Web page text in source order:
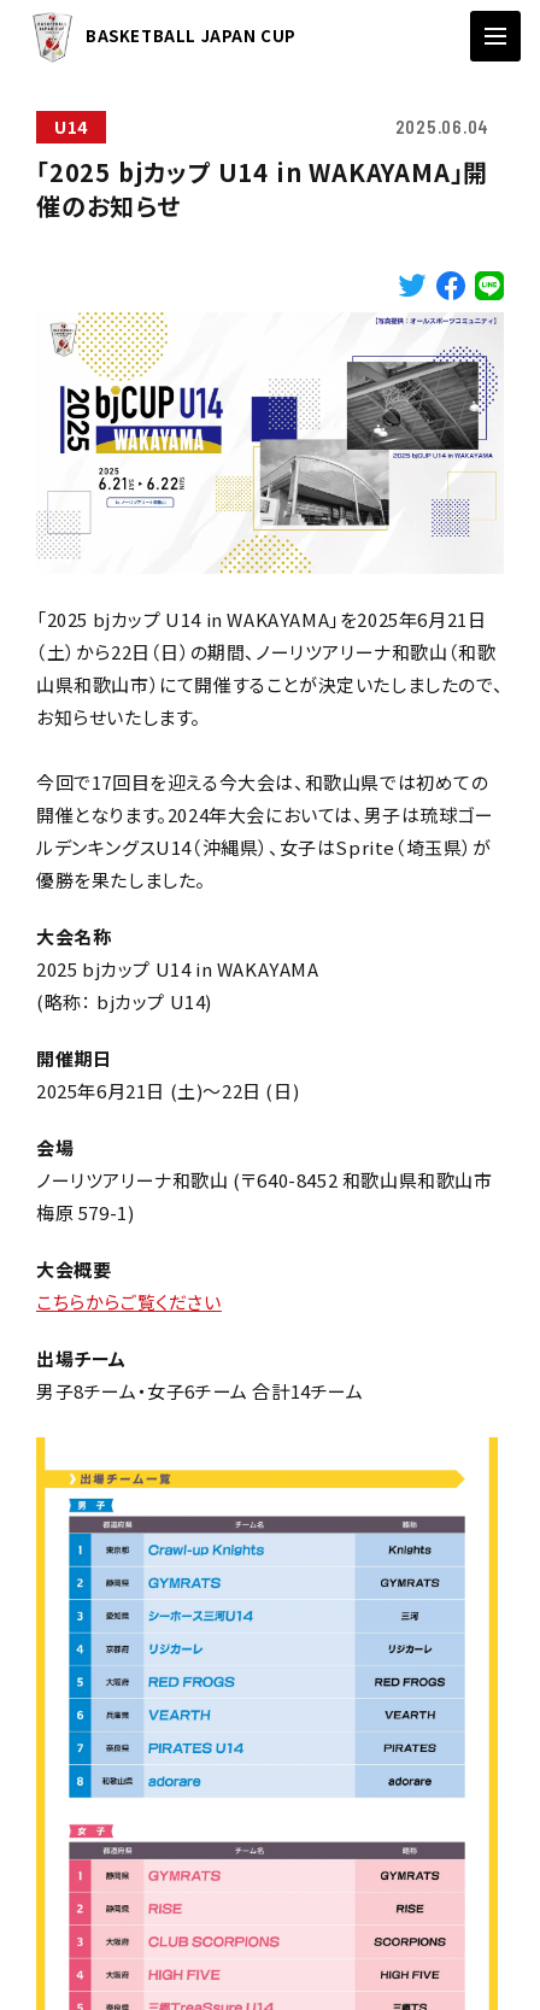
BASKETBALL JAPAN CUP
U14 2025.06.04
「2025 bjカップ U14 in WAKAYAMA」開
催のお知らせ
「2025 bjカップ U14 in WAKAYAMA」を2025年6月21日
（土）から22日（日）の期間、ノーリツアリーナ和歌山（和歌
山県和歌山市）にて開催することが決定いたしましたので、
お知らせいたします。
今回で17回目を迎える今大会は、和歌山県では初めての
開催となります。2024年大会においては、男子は琉球ゴー
ルデンキングスU14（沖縄県）、女子はSprite（埼玉県） が
優勝を果たしました。
大会名称
2025 bjカップ U14 in WAKAYAMA
(略称： bjカップ U14)
開催期日
2025年6月21日 (土)～22日 (日)
会場
ノーリツアリーナ和歌山 (〒640-8452 和歌山県和歌山市
梅原 579-1)
大会概要
こちらからご覧ください
出場チーム
男子8チーム・女子6チーム 合計14チーム